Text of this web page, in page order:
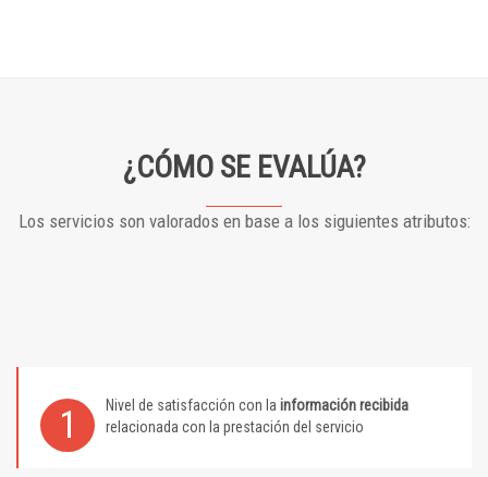
¿CÓMO SE EVALÚA?
Los servicios son valorados en base a los siguientes atributos:
1 Nivel de satisfacción con la información recibida
relacionada con la prestación del servicio